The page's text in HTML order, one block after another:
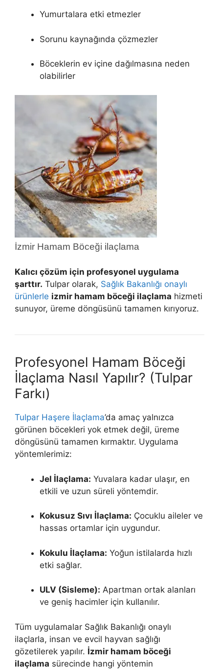
Yumurtalara etki etmezler
Sorunu kaynağında çözmezler
Böceklerin ev içine dağılmasına neden
olabilirler
İzmir Hamam Böceği ilaçlama
Kalıcı çözüm için profesyonel uygulama
şarttır. Tulpar olarak, Sağlık Bakanlığı onaylı
ürünlerle izmir hamam böceği ilaçlama hizmeti
sunuyor, üreme döngüsünü tamamen kırıyoruz.
Profesyonel Hamam Böceği
İlaçlama Nasıl Yapılır? (Tulpar
Farkı)
Tulpar Haşere İlaçlama’da amaç yalnızca
görünen böcekleri yok etmek değil, üreme
döngüsünü tamamen kırmaktır. Uygulama
yöntemlerimiz:
Jel İlaçlama: Yuvalara kadar ulaşır, en
etkili ve uzun süreli yöntemdir.
Kokusuz Sıvı İlaçlama: Çocuklu aileler ve
hassas ortamlar için uygundur.
Kokulu İlaçlama: Yoğun istilalarda hızlı
etki sağlar.
ULV (Sisleme): Apartman ortak alanları
ve geniş hacimler için kullanılır.
Tüm uygulamalar Sağlık Bakanlığı onaylı
ilaçlarla, insan ve evcil hayvan sağlığı
gözetilerek yapılır. İzmir hamam böceği
ilaçlama sürecinde hangi yöntemin